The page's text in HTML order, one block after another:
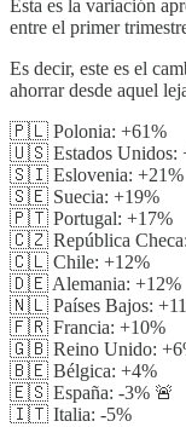
Esta es la variación
entre el primer
Es decir, este es el
ahorrar desde aquel
🇵🇱 Polonia: +61%
🇺🇸 Estados Unidos:
🇸🇮 Eslovenia: +21%
🇸🇪 Suecia: +19%
🇵🇹 Portugal: +17%
🇨🇿 República
🇨🇱 Chile: +12%
🇩🇪 Alemania: +12%
🇳🇱 Países Bajos:
🇫🇷 Francia: +10%
🇬🇧 Reino Unido:
🇧🇪 Bélgica: +4%
🇪🇸 España: -3% 🚨
🇮🇹 Italia: -5%